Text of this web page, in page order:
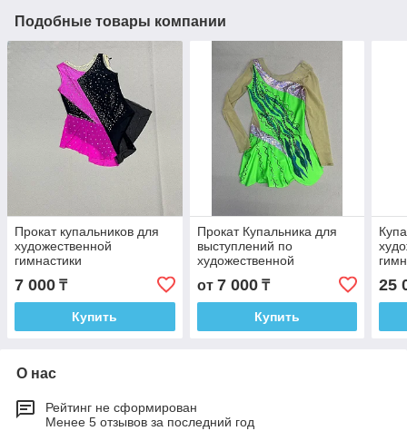
Подобные товары компании
Прокат купальников для
художественной
гимнастики
7 000 ₸
Купить
Прокат Купальника для
выступлений по
художественной
от 7 000₸
Купить
25
О нас
Рейтинг не сформирован
Менее 5 отзывов за последний год